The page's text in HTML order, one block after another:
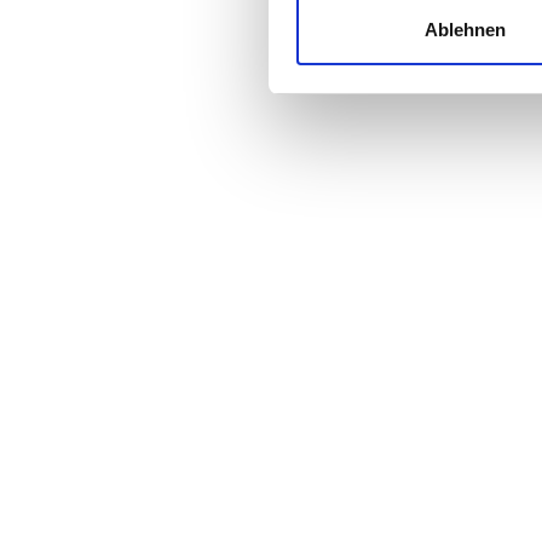
und die Zugriffe auf unsere
Ablehnen